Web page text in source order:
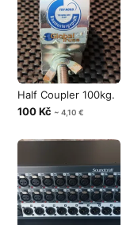
Half Coupler 100kg.
100 Kč ~ 4,10 €